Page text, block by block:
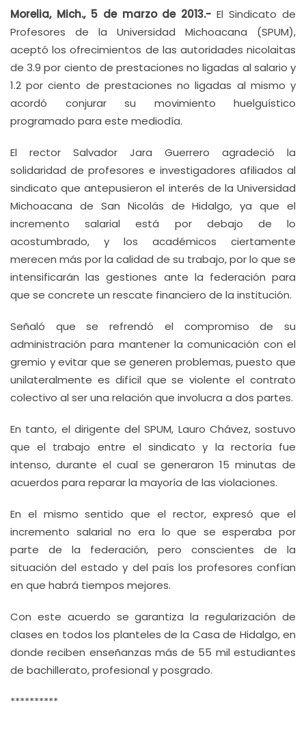
Morelia, Mich., 5 de marzo de 2013.-El Sindicato de
Profesores de la Universidad Michoacana (SPUM),
aceptó los ofrecimientos de las autoridades nicolaitas
de 3.9 por ciento de prestaciones no ligadas al salario y
1.2 por ciento de prestaciones no ligadas al mismo y
acordó conjurar su movimiento huelguístico
programado para este mediodía.
El rector Salvador Jara Guerrero agradeció la
solidaridad de profesores e investigadores afiliados al
sindicato que antepusieron el interés de la Universidad
Michoacana de San Nicolás de Hidalgo, ya que el
incremento salarial está por debajo de lo
acostumbrado, y los académicos ciertamente
merecen más por la calidad de su trabajo, por lo que se
intensificarán las gestiones ante la federación para
que se concrete un rescate financiero de la institución.
Señaló que se refrendó el compromiso de su
administración para mantener la comunicación con el
gremio y evitar que se generen problemas, puesto que
unilateralmente es difícil que se violente el contrato
colectivo al ser una relación que involucra a dos partes.
En tanto, el dirigente del SPUM, Lauro Chávez, sostuvo
que el trabajo entre el sindicato y la rectoría fue
intenso, durante el cual se generaron 15 minutas de
acuerdos para reparar la mayoría de las violaciones.
En el mismo sentido que el rector, expresó que el
incremento salarial no era lo que se esperaba por
parte de la federación, pero conscientes de la
situación del estado y del país los profesores confían
en que habrá tiempos mejores.
Con este acuerdo se garantiza la regularización de
clases en todos los planteles de la Casa de Hidalgo, en
donde reciben enseñanzas más de 55 mil estudiantes
de bachillerato, profesional y posgrado.
**********